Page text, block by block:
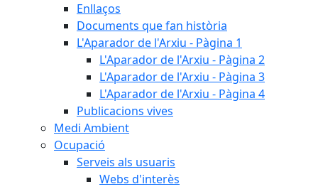
Enllaços
Documents que fan història
L'Aparador de l'Arxiu - Pàgina 1
L'Aparador de l'Arxiu - Pàgina 2
L'Aparador de l'Arxiu - Pàgina 3
L'Aparador de l'Arxiu - Pàgina 4
Publicacions vives
Medi Ambient
Ocupació
Serveis als usuaris
Webs d'interès